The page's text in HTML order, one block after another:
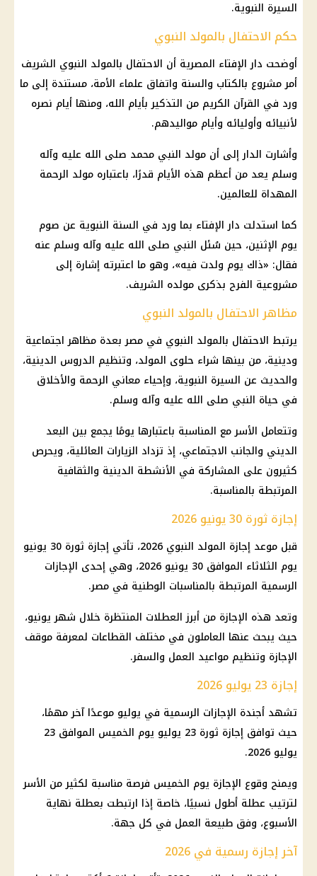
السيرة النبوية.
حكم الاحتفال بالمولد النبوي
أوضحت دار الإفتاء المصرية أن الاحتفال بالمولد النبوي الشريف
أمر مشروع بالكتاب والسنة واتفاق علماء الأمة، مستندة إلى ما
ورد في القرآن الكريم من التذكير بأيام الله، ومنها أيام نصره
لأنبيائه وأوليائه وأيام مواليدهم.
وأشارت الدار إلى أن مولد النبي محمد صلى الله عليه وآله
وسلم يعد من أعظم هذه الأيام قدرًا، باعتباره مولد الرحمة
المهداة للعالمين.
كما استدلت دار الإفتاء بما ورد في السنة النبوية عن صوم
يوم الإثنين، حين سُئل النبي صلى الله عليه وآله وسلم عنه
فقال: «ذاك يوم ولدت فيه»، وهو ما اعتبرته إشارة إلى
مشروعية الفرح بذكرى مولده الشريف.
مظاهر الاحتفال بالمولد النبوي
يرتبط الاحتفال بالمولد النبوي في مصر بعدة مظاهر اجتماعية
ودينية، من بينها شراء حلوى المولد، وتنظيم الدروس الدينية،
والحديث عن السيرة النبوية، وإحياء معاني الرحمة والأخلاق
في حياة النبي صلى الله عليه وآله وسلم.
وتتعامل الأسر مع المناسبة باعتبارها يومًا يجمع بين البعد
الديني والجانب الاجتماعي، إذ تزداد الزيارات العائلية، ويحرص
كثيرون على المشاركة في الأنشطة الدينية والثقافية
المرتبطة بالمناسبة.
إجازة ثورة 30 يونيو 2026
قبل موعد إجازة المولد النبوي 2026، تأتي إجازة ثورة 30 يونيو
يوم الثلاثاء الموافق 30 يونيو 2026، وهي إحدى الإجازات
الرسمية المرتبطة بالمناسبات الوطنية في مصر.
وتعد هذه الإجازة من أبرز العطلات المنتظرة خلال شهر يونيو،
حيث يبحث عنها العاملون في مختلف القطاعات لمعرفة موقف
الإجازة وتنظيم مواعيد العمل والسفر.
إجازة 23 يوليو 2026
تشهد أجندة الإجازات الرسمية في يوليو موعدًا آخر مهمًا،
حيث توافق إجازة ثورة 23 يوليو يوم الخميس الموافق 23
يوليو 2026.
ويمنح وقوع الإجازة يوم الخميس فرصة مناسبة لكثير من الأسر
لترتيب عطلة أطول نسبيًا، خاصة إذا ارتبطت بعطلة نهاية
الأسبوع، وفق طبيعة العمل في كل جهة.
آخر إجازة رسمية في 2026